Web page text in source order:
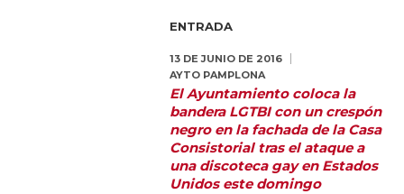
ENTRADA
13 DE JUNIO DE 2016
AYTO PAMPLONA
El Ayuntamiento coloca la
bandera LGTBI con un crespón
negro en la fachada de la Casa
Consistorial tras el ataque a
una discoteca gay en Estados
Unidos este domingo